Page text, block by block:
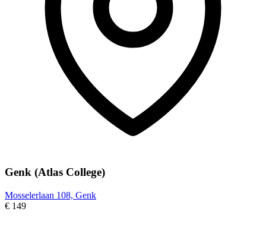
Genk (Atlas College)
Mosselerlaan 108, Genk
€ 149